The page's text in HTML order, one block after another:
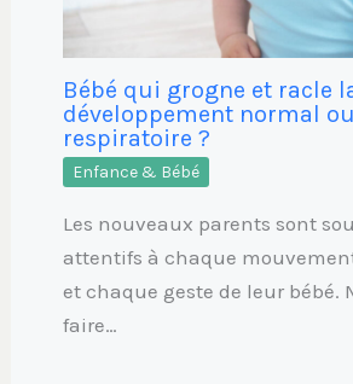
Bébé qui grogne et racle
développement normal
respiratoire ?
Enfance & Bébé
Les nouveaux parents sont
attentifs à chaque
et chaque geste de leur bébé.
faire…